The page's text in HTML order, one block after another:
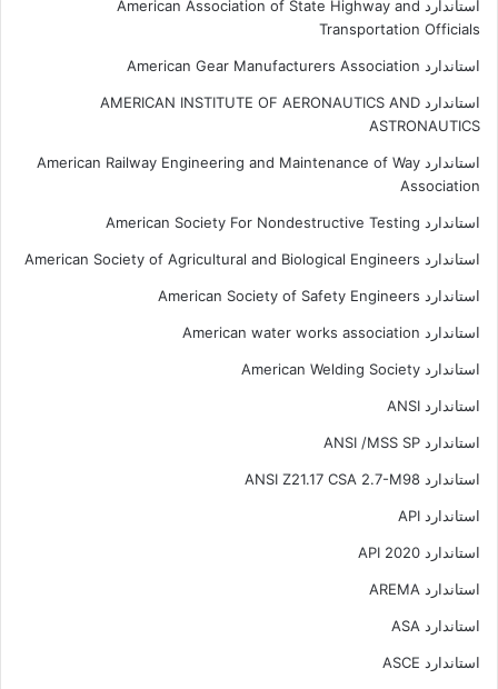
استاندارد American Association of State Highway and
Transportation Officials
استاندارد American Gear Manufacturers Association
استاندارد AMERICAN INSTITUTE OF AERONAUTICS AND
ASTRONAUTICS
استاندارد American Railway Engineering and Maintenance of Way
Association
استاندارد American Society For Nondestructive Testing
استاندارد American Society of Agricultural and Biological Engineers
استاندارد American Society of Safety Engineers
استاندارد American water works association
استاندارد American Welding Society
استاندارد ANSI
استاندارد ANSI /MSS SP
استاندارد ANSI Z21.17 CSA 2.7-M98
استاندارد API
استاندارد API 2020
استاندارد AREMA
استاندارد ASA
استاندارد ASCE